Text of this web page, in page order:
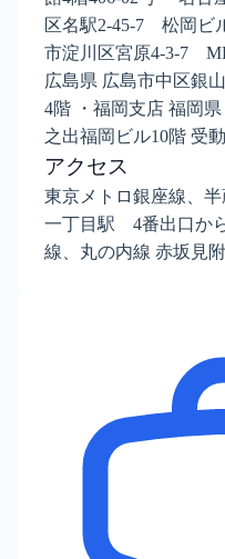
区名駅2-45-7 松岡ビ
市淀川区宮原4-3-7
広島県 広島市中区銀
4階 ・福岡支店 福岡
之出福岡ビル10階 受
アクセス
東京メトロ銀座線、
一丁目駅 4番出口か
線、丸の内線 赤坂見